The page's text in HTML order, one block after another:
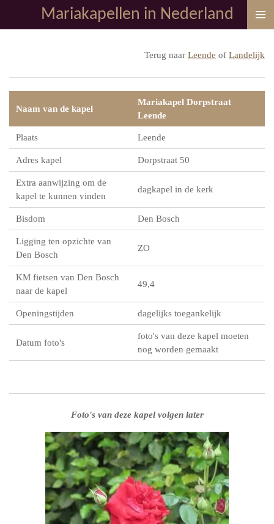
direct
Mariakapellen in Nederland
Terug naar Leende of Landelijk
Naam van de kapel
Mariakapel Dorpstraat
Leende
Plaats Leende
Adres kapel Dorpstraat 50
Extra aanwijzing om de
kapel te kunnen vinden
dagkapel in de kerk
Bisdom Den Bosch
Ligging ten opzichte van
Den Bosch
ZO
KM fietsen van Den Bosch
naar de kapel
49,4
Openingstijden dagelijks toegankelijk
Datum foto's
foto's van deze kapel moeten
nog worden gemaakt
Foto's van deze kapel volgen later